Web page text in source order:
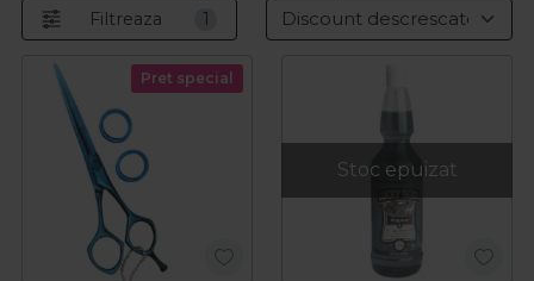
Filtreaza 1
Pret special
Stoc epuizat